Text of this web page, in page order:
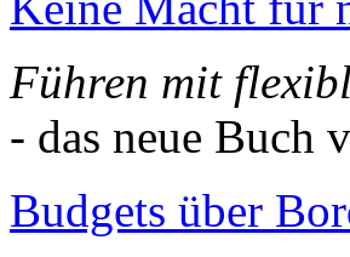
Führen mit
- das neue Buch
Budgets über